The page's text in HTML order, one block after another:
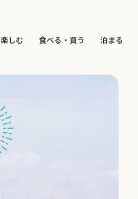
楽しむ 食べる・買う 泊まる